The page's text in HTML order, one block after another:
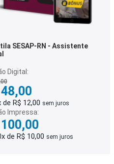
SESAP-RN - Assistente
Digital:
48,00
de R$ 12,00 sem juros
Impressa:
100,00
de R$ 10,00 sem juros